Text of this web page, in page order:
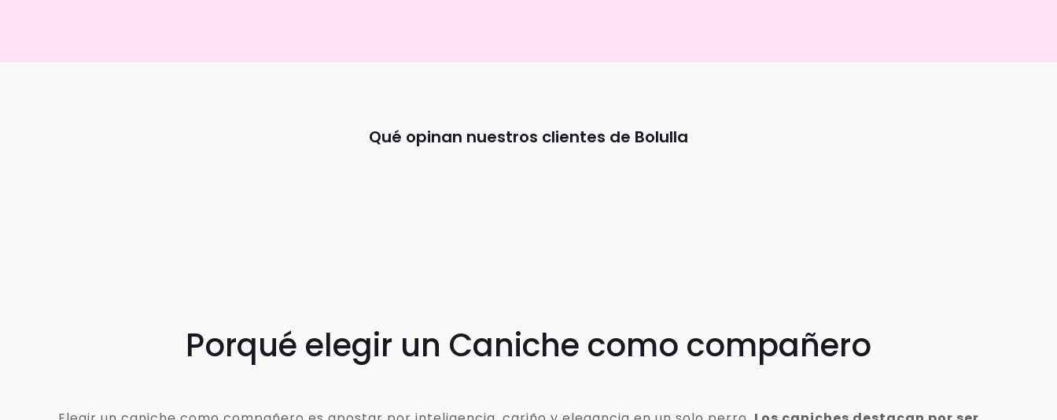
Qué opinan nuestros clientes de Bolulla
Porqué elegir un Caniche como compañero